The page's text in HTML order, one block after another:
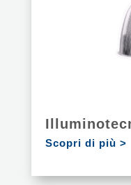
Scopri di più >